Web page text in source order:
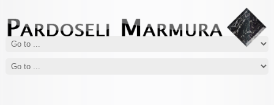
Marmura este una dintre cele mai cautate pietre naturale cand vine
Curatarea pardoselilor de marmura se face foarte usor insa trebuie sa